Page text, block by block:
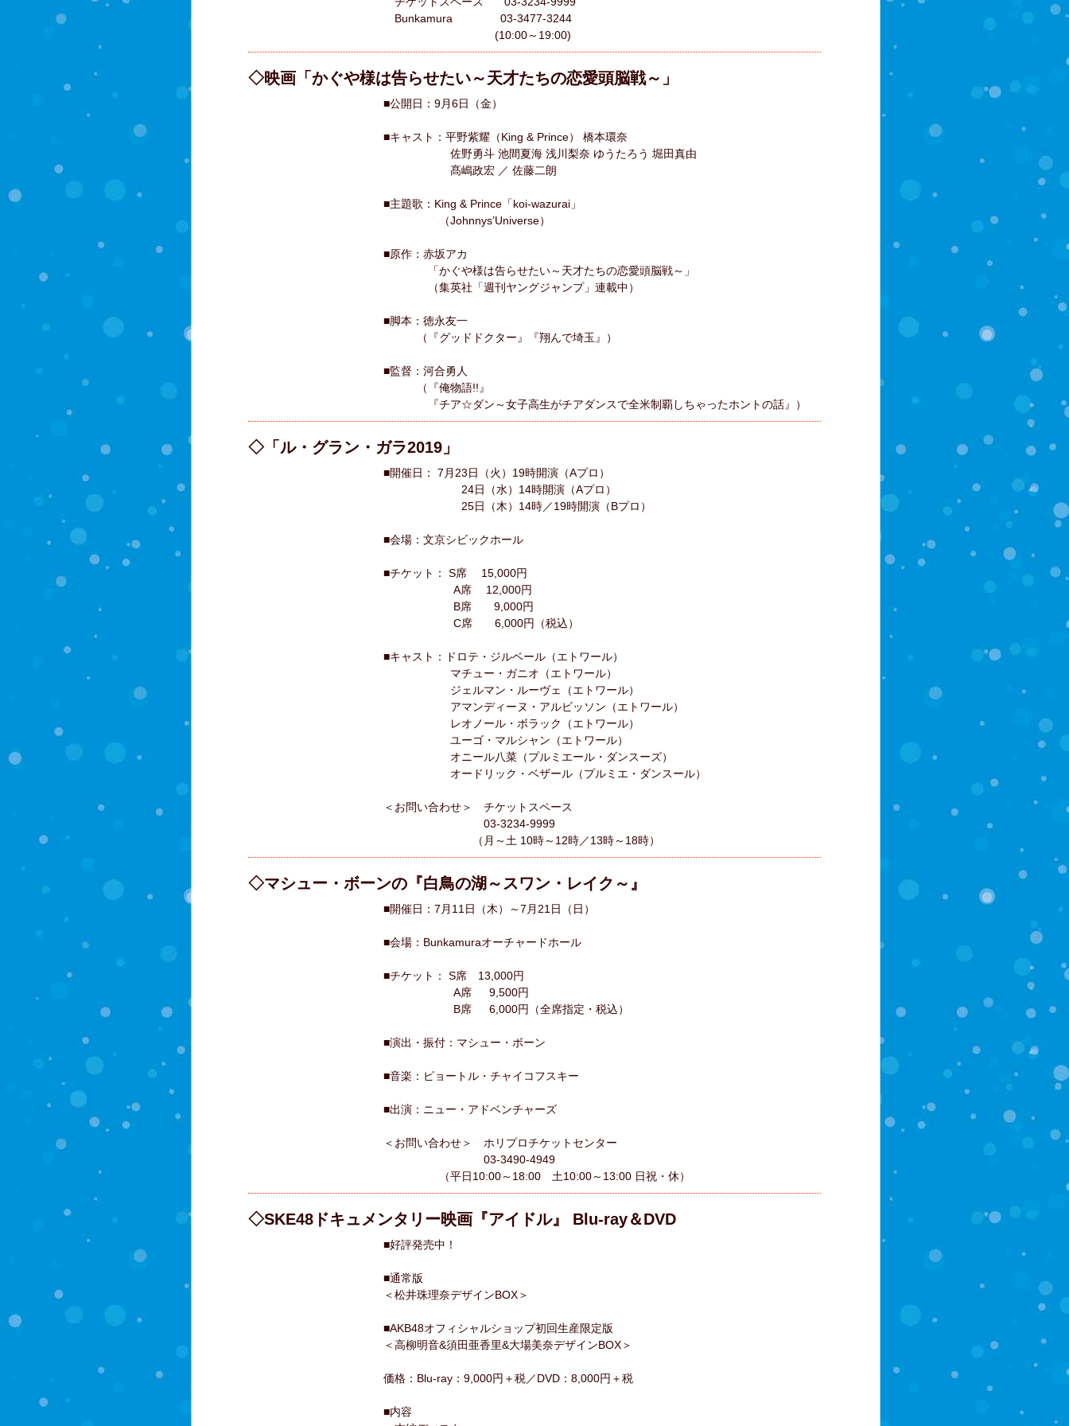
Bunkamura 03-3477-3244
(10:00～19:00)
◇映画「かぐや様は告らせたい～天才たちの恋愛頭脳戦～」
■公開日：9月6日（金）
■キャスト：平野紫耀（King & Prince） 橋本環奈
佐野勇斗 池間夏海 浅川梨奈 ゆうたろう 堀田真由
髙嶋政宏 ／ 佐藤二朗
■主題歌：King & Prince「koi-wazurai」
（Johnnys’Universe）
■原作：赤坂アカ
「かぐや様は告らせたい～天才たちの恋愛頭脳戦～」
（集英社「週刊ヤングジャンプ」連載中）
■脚本：徳永友一
（『グッドドクター』『翔んで埼玉』）
■監督：河合勇人
（『俺物語!!』
『チア☆ダン～女子高生がチアダンスで全米制覇しちゃったホントの話』）
◇「ル・グラン・ガラ2019」
■開催日： 7月23日（火）19時開演（Aプロ）
24日（水）14時開演（Aプロ）
25日（木）14時／19時開演（Bプロ）
■会場：文京シビックホール
■チケット： S席 15,000円
A席 12,000円
B席 9,000円
C席 6,000円（税込）
■キャスト：ドロテ・ジルベール（エトワール）
マチュー・ガニオ（エトワール）
ジェルマン・ルーヴェ（エトワール）
アマンディーヌ・アルビッソン（エトワール）
レオノール・ボラック（エトワール）
ユーゴ・マルシャン（エトワール）
オニール八菜（プルミエール・ダンスーズ）
オードリック・ベザール（プルミエ・ダンスール）
＜お問い合わせ＞ チケットスペース
03-3234-9999
（月～土 10時～12時／13時～18時）
◇マシュー・ボーンの『白鳥の湖～スワン・レイク～』
■開催日：7月11日（木）～7月21日（日）
■会場：Bunkamuraオーチャードホール
■チケット： S席 13,000円
A席 9,500円
B席 6,000円（全席指定・税込）
■演出・振付：マシュー・ボーン
■音楽：ピョートル・チャイコフスキー
■出演：ニュー・アドベンチャーズ
＜お問い合わせ＞ ホリプロチケットセンター
03-3490-4949
（平日10:00～18:00 土10:00～13:00 日祝・休）
◇SKE48ドキュメンタリー映画『アイドル』 Blu-ray＆DVD
■好評発売中！
■通常版
＜松井珠理奈デザインBOX＞
■AKB48オフィシャルショップ初回生産限定版
＜高柳明音&須田亜香里&大場美奈デザインBOX＞
価格：Blu-ray：9,000円＋税／DVD：8,000円＋税
■内容